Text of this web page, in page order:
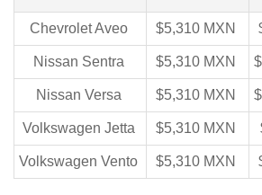
Chevrolet Aveo $5,310 MXN
Nissan Sentra $5,310 MXN
Nissan Versa $5,310 MXN
Volkswagen Jetta $5,310 MXN
Volkswagen Vento $5,310 MXN